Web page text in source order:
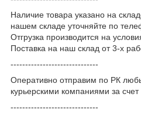
Наличие товара указано на
нашем складе уточняйте по
Отгрузка производится на
Поставка на наш склад от 3-x
------------------------------
Оперативно отправим по РК
курьерскими компаниями за счет
------------------------------